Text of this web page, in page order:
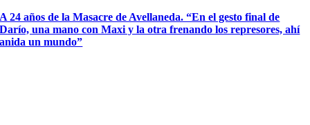
A 24 años de la Masacre de Avellaneda. “En el gesto final de
Darío, una mano con Maxi y la otra frenando los represores, ahí
anida un mundo”